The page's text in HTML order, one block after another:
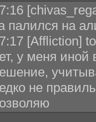
палился на
[Affliction]
у меня иной
не